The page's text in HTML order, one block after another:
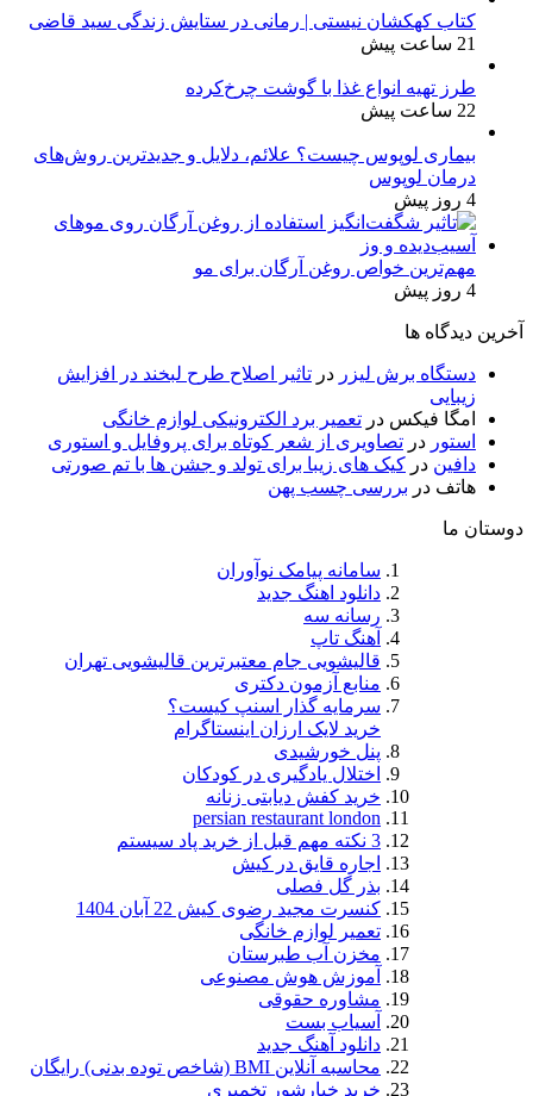
کتاب کهکشان نیستی | رمانی در ستایش زندگی سید قاضی
21 ساعت پیش
طرز تهیه انواع غذا با گوشت چرخ‌کرده
22 ساعت پیش
بیماری لوپوس چیست؟ علائم، دلایل و جدیدترین روش‌های
درمان لوپوس
4 روز پیش
مهم‌ترین خواص روغن آرگان برای مو
4 روز پیش
آخرین دیدگاه ها
دستگاه برش لیزر در تاثیر اصلاح طرح لبخند در افزایش
زیبایی
امگا فیکس در تعمیر برد الکترونیکی لوازم خانگی
استور در تصاویری از شعر کوتاه برای پروفایل و استوری
دافین در کیک های زیبا برای تولد و جشن ها با تم صورتی
هاتف در بررسی چسب پهن
دوستان ما
سامانه پیامک نوآوران
دانلود اهنگ جدید
رسانه سه
آهنگ تاپ
قالیشویی جام معتبرترین قالیشویی تهران
منابع آزمون دکتری
سرمایه گذار اسنپ کیست؟
خرید لایک ارزان اینستاگرام
پنل خورشیدی
اختلال یادگیری در کودکان
خرید کفش دیابتی زنانه
persian restaurant london
3 نکته مهم قبل از خرید پاد سیستم
اجاره قایق در کیش
بذر گل فصلی
کنسرت مجید رضوی کیش 22 آبان 1404
تعمیر لوازم خانگی
مخزن آب طبرستان
آموزش هوش مصنوعی
مشاوره حقوقی
آسیاب بست
دانلود آهنگ جدید
محاسبه آنلاین BMI (شاخص توده بدنی) رایگان
خرید خیارشور تخمیری